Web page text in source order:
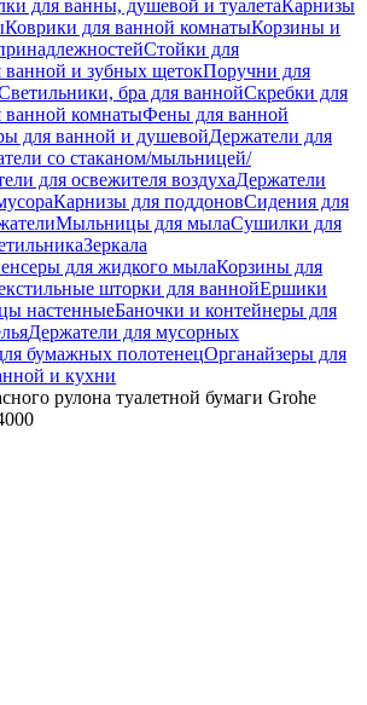
для ванны, душевой и туалетаКарнизы
Коврики для ванной комнатыКорзины и
Стойки для
ванной и зубных щетокПоручни для
бра для ваннойСкребки для
ванной комнатыФены для ванной
для ванной и душевойДержатели для
со стаканом/мыльницей/
для освежителя воздухаДержатели
Карнизы для поддоновСидения для
Мыльницы для мылаСушилки для
Зеркала
для жидкого мылаКорзины для
шторки для ваннойЕршики
настенныеБаночки и контейнеры для
Держатели для мусорных
бумажных полотенецОрганайзеры для
и кухни
рулона туалетной бумаги Grohe